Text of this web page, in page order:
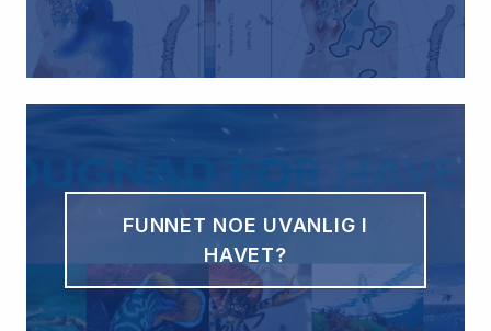
FUNNET NOE UVANLIG I
HAVET?